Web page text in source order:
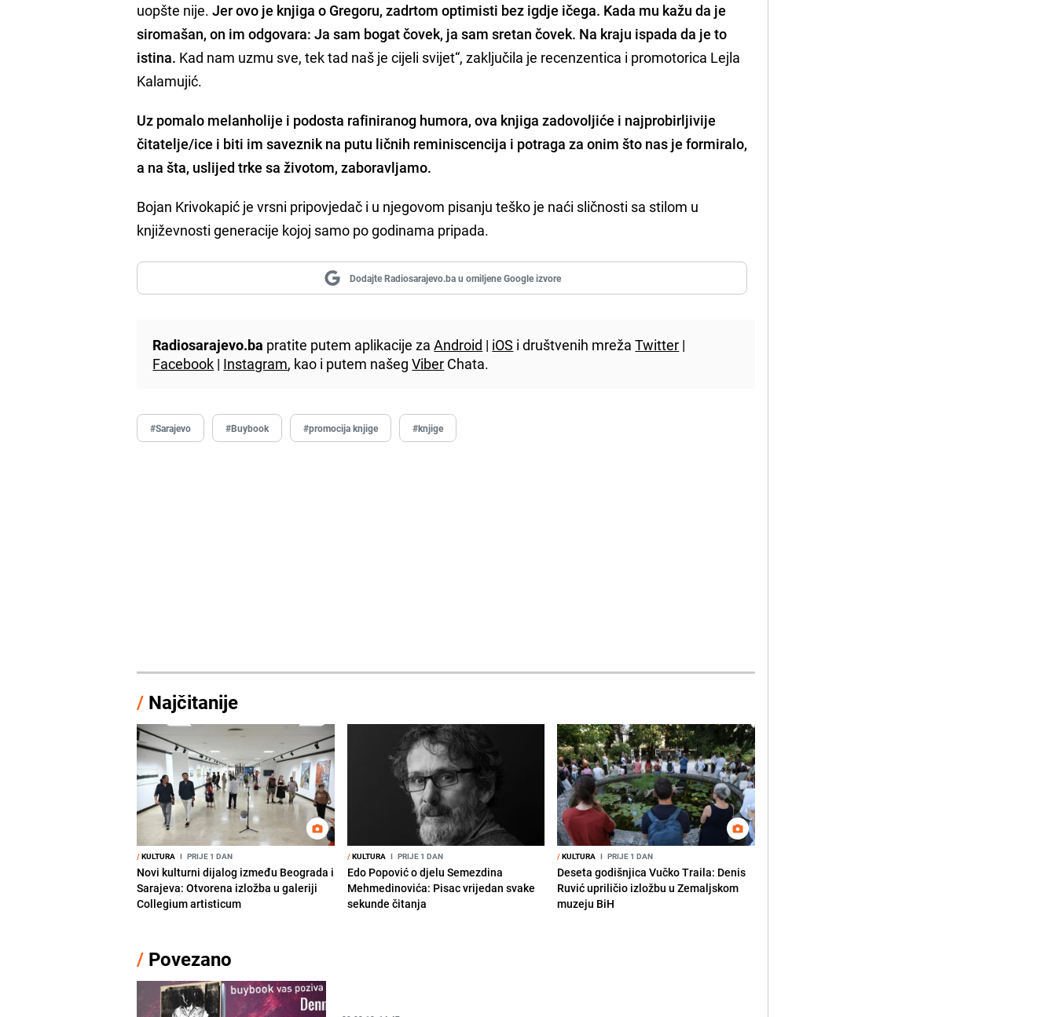
uopšte nije.Jer ovo je knjiga o Gregoru, zadrtom optimisti bez igdje ičega. Kada mu kažu da je
siromašan, on im odgovara: Ja sam bogat čovek, ja sam sretan čovek. Na kraju ispada da je to
istina. Kad nam uzmu sve, tek tad naš je cijeli svijet“, zaključila je recenzentica i promotorica Lejla
Kalamujić.
Uz pomalo melanholije i podosta rafiniranog humora, ova knjiga zadovoljiće i najprobirljivije
čitatelje/ice i biti im saveznik na putu ličnih reminiscencija i potraga za onim što nas je formiralo,
a na šta, uslijed trke sa životom, zaboravljamo.
Bojan Krivokapić je vrsni pripovjedač i u njegovom pisanju teško je naći sličnosti sa stilom u
književnosti generacije kojoj samo po godinama pripada.
Dodajte Radiosarajevo.ba u omiljene Google izvore
Radiosarajevo.ba pratite putem aplikacije zaAndroid | iOS i društvenih mrežaTwitter |
Facebook | Instagram, kao i putem našegViber Chata.
#Sarajevo #Buybook #promocija knjige #knjige
/ Najčitanije
/KULTURA I PRIJE 1 DAN
Novi kulturni dijalog između Beograda i
Sarajeva: Otvorena izložba u galeriji
Collegium artisticum
/KULTURA I PRIJE 1 DAN
Edo Popović o djelu Semezdina
Mehmedinovića: Pisac vrijedan svake
sekunde čitanja
/KULTURA I PRIJE 1 DAN
Deseta godišnjica Vučko Traila: Denis
Ruvić upriličio izložbu u Zemaljskom
muzeju BiH
/ Povezano